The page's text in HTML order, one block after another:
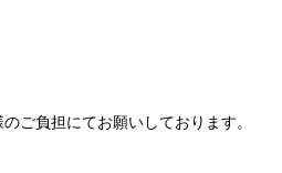
ご負担にてお願いしております。